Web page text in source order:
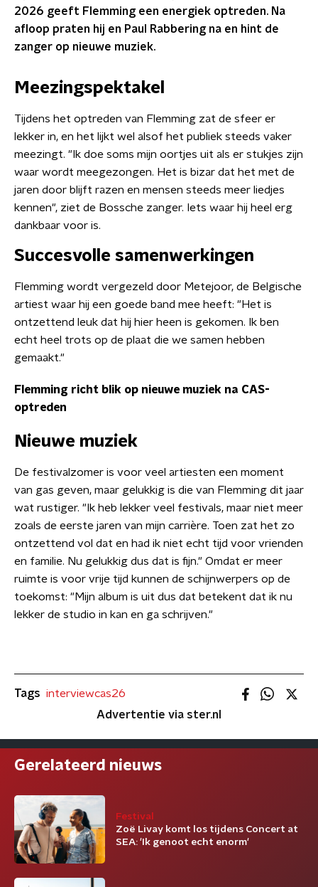
2026 geeft Flemming een energiek optreden. Na
afloop praten hij en Paul Rabbering na en hint de
zanger op nieuwe muziek.
Meezingspektakel
Tijdens het optreden van Flemming zat de sfeer er
lekker in, en het lijkt wel alsof het publiek steeds vaker
meezingt. "Ik doe soms mijn oortjes uit als er stukjes zijn
waar wordt meegezongen. Het is bizar dat het met de
jaren door blijft razen en mensen steeds meer liedjes
kennen", ziet de Bossche zanger. Iets waar hij heel erg
dankbaar voor is.
Succesvolle samenwerkingen
Flemming wordt vergezeld door Metejoor, de Belgische
artiest waar hij een goede band mee heeft: "Het is
ontzettend leuk dat hij hier heen is gekomen. Ik ben
echt heel trots op de plaat die we samen hebben
gemaakt."
Flemming richt blik op nieuwe muziek na CAS-
optreden
Nieuwe muziek
De festivalzomer is voor veel artiesten een moment
van gas geven, maar gelukkig is die van Flemming dit jaar
wat rustiger. "Ik heb lekker veel festivals, maar niet meer
zoals de eerste jaren van mijn carrière. Toen zat het zo
ontzettend vol dat en had ik niet echt tijd voor vrienden
en familie. Nu gelukkig dus dat is fijn." Omdat er meer
ruimte is voor vrije tijd kunnen de schijnwerpers op de
toekomst: "Mijn album is uit dus dat betekent dat ik nu
lekker de studio in kan en ga schrijven."
Tags interviewcas26
Advertentie via ster.nl
Gerelateerd nieuws
Festival
Zoë Livay komt los tijdens Concert at
SEA: 'Ik genoot echt enorm'